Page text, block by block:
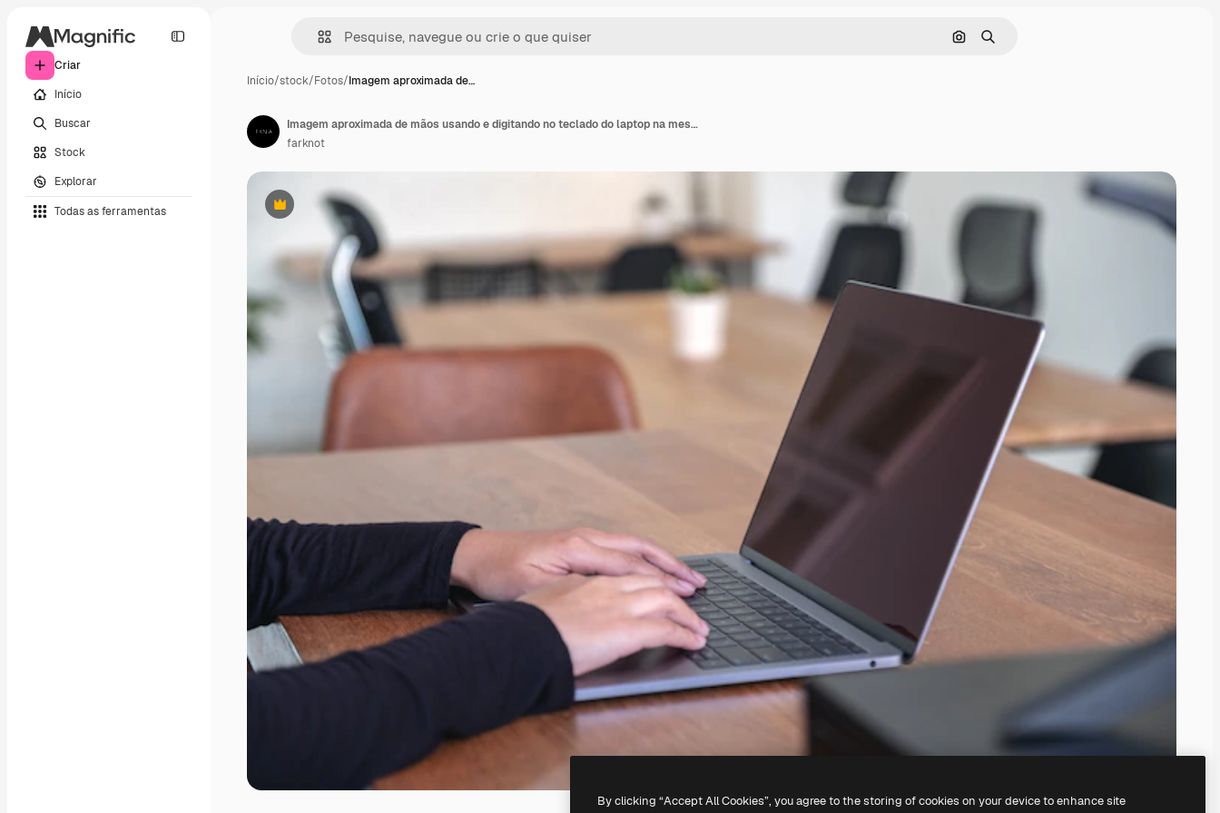
Criar
Início
Buscar
Stock
Explorar
Todas as ferramentas
Pesquisar por imagem
Buscar
Início/stock/Fotos/Imagem aproximada de…
Premium
Imagem aproximada de mãos usando e digitando no teclado do laptop na mesa de madeira no escritório
farknot
By clicking “Accept All Cookies”, you agree to the storing of cookies on your device to enhance site